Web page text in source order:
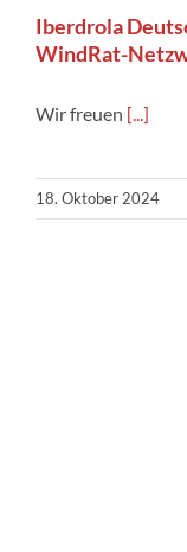
Iberdrola
WindRat-
Wir freuen [...]
18. Oktober 2024